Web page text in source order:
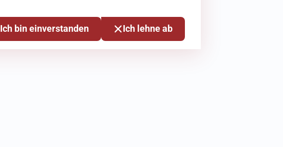
Ich bin einverstanden Ich lehne ab